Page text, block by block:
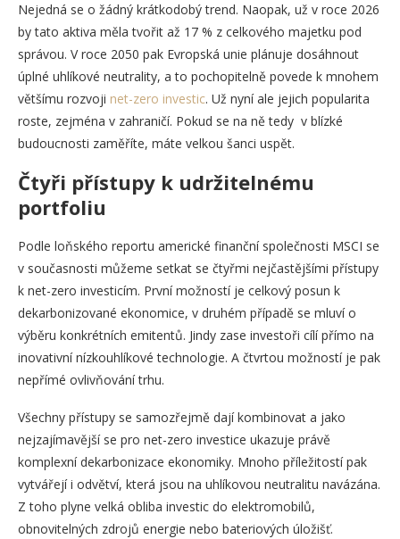
Nejedná se o žádný krátkodobý trend. Naopak, už v roce 2026
by tato aktiva měla tvořit až 17 % z celkového majetku pod
správou. V roce 2050 pak Evropská unie plánuje dosáhnout
úplné uhlíkové neutrality, a to pochopitelně povede k mnohem
většímu rozvoji net-zero investic. Už nyní ale jejich popularita
roste, zejména v zahraničí. Pokud se na ně tedy v blízké
budoucnosti zaměříte, máte velkou šanci uspět.
Čtyři přístupy k udržitelnému
portfoliu
Podle loňského reportu americké finanční společnosti MSCI se
v současnosti můžeme setkat se čtyřmi nejčastějšími přístupy
k net-zero investicím. První možností je celkový posun k
dekarbonizované ekonomice, v druhém případě se mluví o
výběru konkrétních emitentů. Jindy zase investoři cílí přímo na
inovativní nízkouhlíkové technologie. A čtvrtou možností je pak
nepřímé ovlivňování trhu.
Všechny přístupy se samozřejmě dají kombinovat a jako
nejzajímavější se pro net-zero investice ukazuje právě
komplexní dekarbonizace ekonomiky. Mnoho příležitostí pak
vytvářejí i odvětví, která jsou na uhlíkovou neutralitu navázána.
Z toho plyne velká obliba investic do elektromobilů,
obnovitelných zdrojů energie nebo bateriových úložišť.